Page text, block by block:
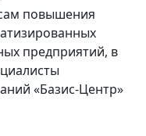
повышения
предприятий, в
«Базис-Центр»